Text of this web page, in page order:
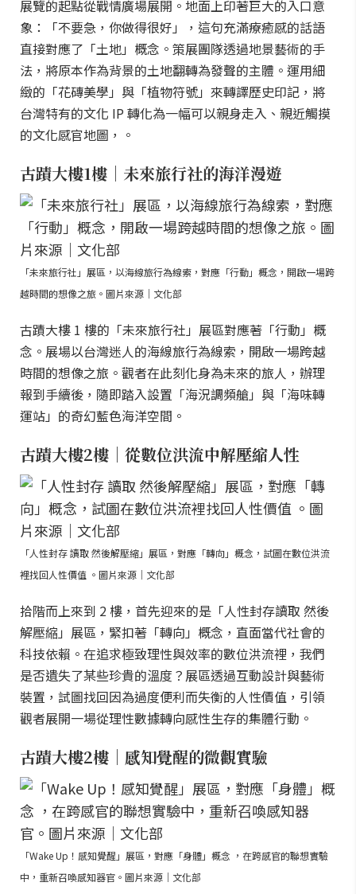
展覽的起點從戰情廣場展開。地面上印著巨大的入口意
象：「不要急，你做得很好」，這句充滿療癒感的話語
直接對應了「土地」概念。策展團隊透過地景藝術的手
法，將原本作為背景的土地翻轉為發聲的主體。運用細
緻的「花磚美學」與「植物符號」來轉譯歷史印記，將
台灣特有的文化 IP 轉化為一幅可以親身走入、親近觸摸
的文化感官地圖，。
古蹟大樓1樓｜未來旅行社的海洋漫遊
「未來旅行社」展區，以海線旅行為線索，對應「行動」概念，開啟一場跨
越時間的想像之旅。圖片來源｜文化部
古蹟大樓 1 樓的「未來旅行社」展區對應著「行動」概
念。展場以台灣迷人的海線旅行為線索，開啟一場跨越
時間的想像之旅。觀者在此刻化身為未來的旅人，辦理
報到手續後，隨即踏入設置「海況調頻艙」與「海味轉
運站」的奇幻藍色海洋空間。
古蹟大樓2樓｜從數位洪流中解壓縮人性
「人性封存 讀取 然後解壓縮」展區，對應「轉向」概念，試圖在數位洪流
裡找回人性價值 。圖片來源｜文化部
拾階而上來到 2 樓，首先迎來的是「人性封存讀取 然後
解壓縮」展區，緊扣著「轉向」概念，直面當代社會的
科技依賴。在追求極致理性與效率的數位洪流裡，我們
是否遺失了某些珍貴的溫度？展區透過互動設計與藝術
裝置，試圖找回因為過度便利而失衡的人性價值，引領
觀者展開一場從理性數據轉向感性生存的集體行動。
古蹟大樓2樓｜感知覺醒的微觀實驗
「Wake Up！感知覺醒」展區，對應「身體」概念 ，在跨感官的聯想實驗
中，重新召喚感知器官。圖片來源｜文化部